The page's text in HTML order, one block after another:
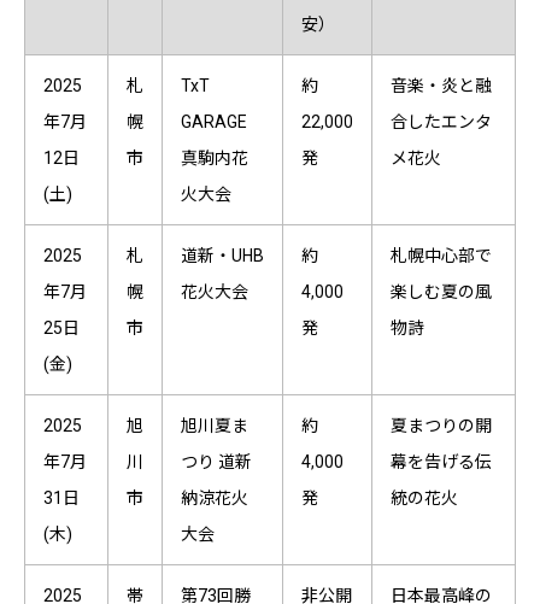
安）
2025
年7月
12日
(土)
札
幌
市
TxT
GARAGE
真駒内花
火大会
約
22,000
発
音楽・炎と融
合したエンタ
メ花火
2025
年7月
25日
(金)
札
幌
市
道新・UHB
花火大会
約
4,000
発
札幌中心部で
楽しむ夏の風
物詩
2025
年7月
31日
(木)
旭
川
市
旭川夏ま
つり 道新
納涼花火
大会
約
4,000
発
夏まつりの開
幕を告げる伝
統の花火
2025 帯 第73回勝 非公開 日本最高峰の